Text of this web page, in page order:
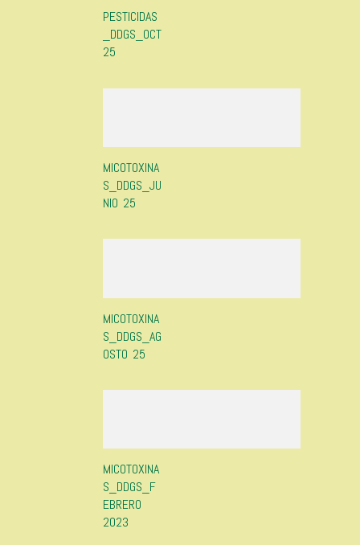
PESTICIDAS
_DDGS_OCT
25
MICOTOXINA
S_DDGS_JU
NIO 25
MICOTOXINA
S_DDGS_AG
OSTO 25
MICOTOXINA
S_DDGS_F
EBRERO
2023